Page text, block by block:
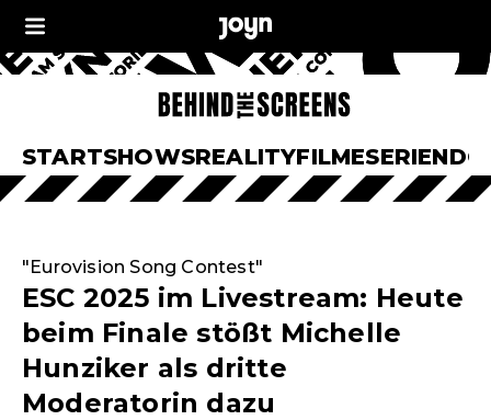
STARTSHOWSREALITYFILMESERIEN
"Eurovision Song Contest"
ESC 2025 im Livestream: Heute
beim Finale stößt Michelle
Hunziker als dritte
Moderatorin dazu